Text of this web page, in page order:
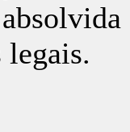
legais.